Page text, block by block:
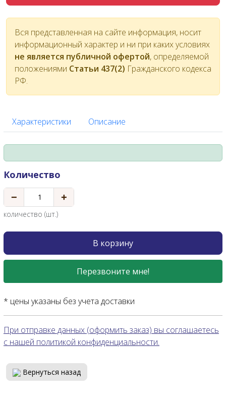
Вся представленная на сайте информация, носит
информационный характер и ни при каких условиях
не является публичной офертой, определяемой
положениями Статьи 437(2) Гражданского кодекса
РФ.
Характеристики Описание
Количество
− +
количество (шт.)
В корзину
Перезвоните мне!
* цены указаны без учета доставки
При отправке данных (оформить заказ) вы соглашаетесь
с нашей политикой конфиденциальности.
Вернуться назад